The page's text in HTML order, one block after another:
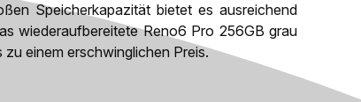
Speicherkapazität bietet es ausreichend
wiederaufbereitete Reno6 Pro 256GB grau
einem erschwinglichen Preis.